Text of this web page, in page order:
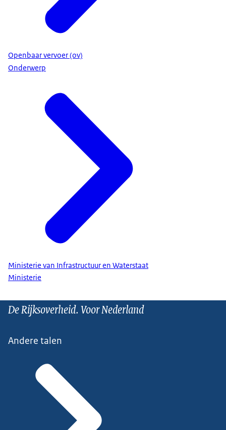
Openbaar vervoer (ov)
Onderwerp
Ministerie van Infrastructuur en Waterstaat
Ministerie
De Rijksoverheid. Voor Nederland
Andere talen